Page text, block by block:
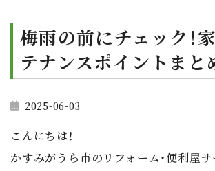
梅雨の前にチェック！
テナンスポイントまと
2025-06-03
こんにちは！
かすみがうら市のリフォーム・便利屋サ